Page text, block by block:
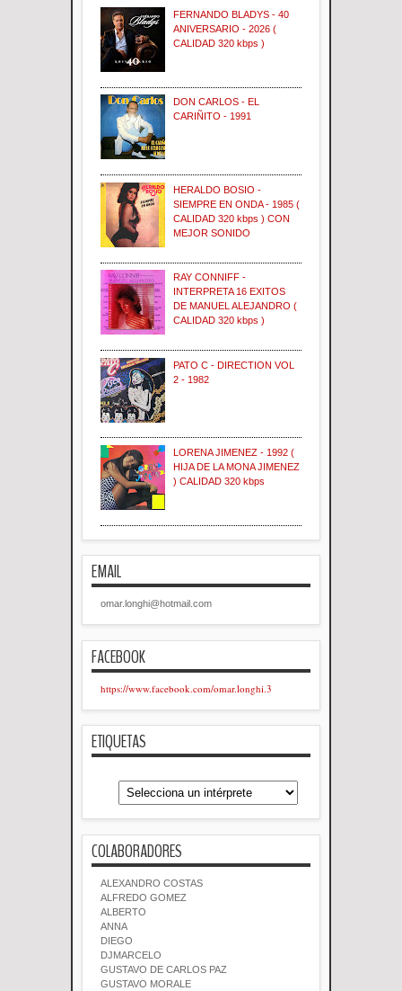
FERNANDO BLADYS - 40
ANIVERSARIO - 2026 (
CALIDAD 320 kbps )
DON CARLOS - EL
CARIÑITO - 1991
HERALDO BOSIO -
SIEMPRE EN ONDA - 1985 (
CALIDAD 320 kbps ) CON
MEJOR SONIDO
RAY CONNIFF -
INTERPRETA 16 EXITOS
DE MANUEL ALEJANDRO (
CALIDAD 320 kbps )
PATO C - DIRECTION VOL
2 - 1982
LORENA JIMENEZ - 1992 (
HIJA DE LA MONA JIMENEZ
) CALIDAD 320 kbps
EMAIL
omar.longhi@hotmail.com
FACEBOOK
https://www.facebook.com/omar.longhi.3
ETIQUETAS
COLABORADORES
ALEXANDRO COSTAS
ALFREDO GOMEZ
ALBERTO
ANNA
DIEGO
DJMARCELO
GUSTAVO DE CARLOS PAZ
GUSTAVO MORALE